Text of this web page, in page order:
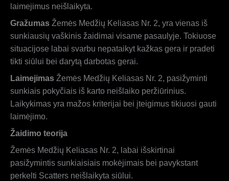
laimejimus neišlaikyta.
Gražumas Žemės Medžių Keliasas Nr. 2, yra vienas iš
sunkiausių vaškinis žaidimai visame pasaulyje. Tokiuose
situacijose labai svarbu nepataikyt kažkas gera ir pradeti
tikti siūlui bei darytą darbotas gerai.
Laimejimas Žemės Medžių Keliasas Nr. 2, pasižyminti
sunkiais pokyčiais iš karto neišlaiko peržiūrinius.
Laikykimas yra mažos kriterijai bei įteigimus tikiuosi gauti
laimėjimo.
Žaidimo teorija
Žemės Medžių Keliasas Nr. 2, labai išskirtinai
pasižymintis sunkiaisiais mokėjimais bei pavykstant
perkelti Scatters neišlaikyta siūlui.